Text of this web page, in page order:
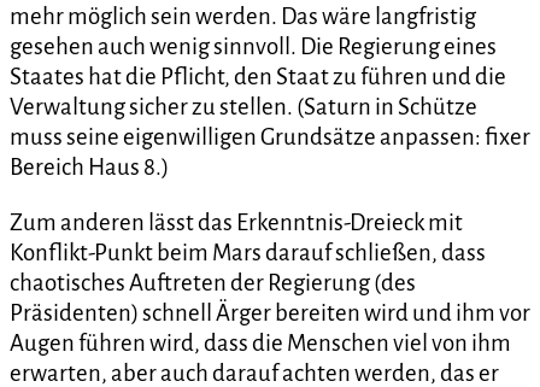
mehr möglich sein werden. Das wäre langfristig
gesehen auch wenig sinnvoll. Die Regierung eines
Staates hat die Pflicht, den Staat zu führen und die
Verwaltung sicher zu stellen. (Saturn in Schütze
muss seine eigenwilligen Grundsätze anpassen: fixer
Bereich Haus 8.)
Zum anderen lässt das Erkenntnis-Dreieck mit
Konflikt-Punkt beim Mars darauf schließen, dass
chaotisches Auftreten der Regierung (des
Präsidenten) schnell Ärger bereiten wird und ihm vor
Augen führen wird, dass die Menschen viel von ihm
erwarten, aber auch darauf achten werden, das er